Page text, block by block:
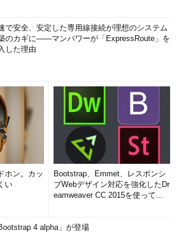
で安全、安定した専用線接続が理想のシステム
のカギに――マンパワーが「ExpressRoute」を
した理由
ホン。カッ
い
Bootstrap、Emmet、レスポンシ
ブWebデザイン対応を強化したDr
eamweaver CC 2015を使って
Bootstrap 4 alpha」が登場